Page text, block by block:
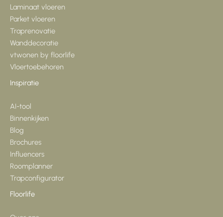
Laminaat vloeren
Parket vloeren
Traprenovatie
Wanddecoratie
vtwonen by floorlife
Vloertoebehoren
Inspiratie
AI-tool
Binnenkijken
Blog
Brochures
Influencers
Roomplanner
Trapconfigurator
Floorlife